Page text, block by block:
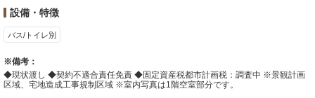
設備・特徴
バス/トイレ別
※備考：
◆現状渡し ◆契約不適合責任免責 ◆固定資産税都市計画税：調査中 ※景観計画
区域、宅地造成工事規制区域 ※室内写真は1階空室部分です。